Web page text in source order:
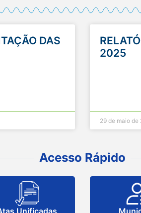
DAS
2025
29 de maio de
Acesso Rápido